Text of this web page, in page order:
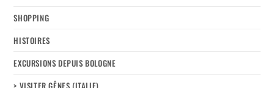
SHOPPING
HISTOIRES
EXCURSIONS DEPUIS BOLOGNE
> VISITER GÊNES (ITALIE)